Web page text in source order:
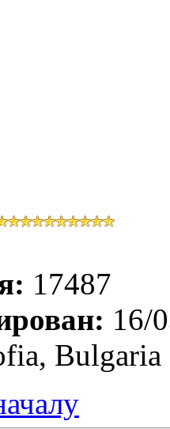
17487
16/
Bulgaria